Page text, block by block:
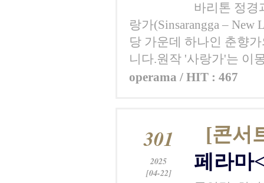
바리톤 정경
랑가(Sinsarangga –
당 가운데 하나인 춘향
니다.원작 '사랑가'는 이
operama / HIT : 467
301
2025
[04-22]
[콘서
페라마